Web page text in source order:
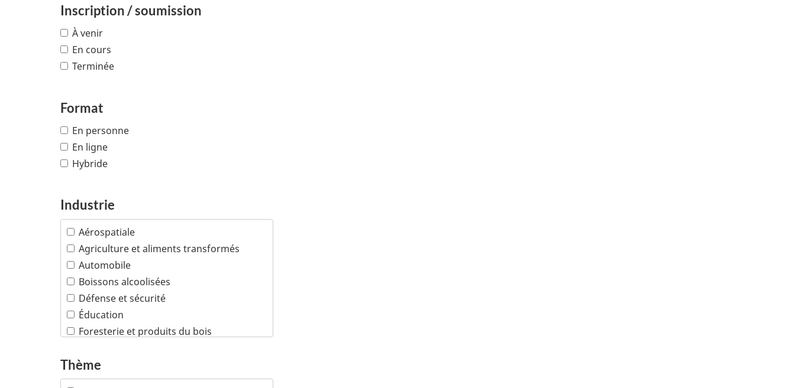
Inscription / soumission
À venir
En cours
Terminée
Format
En personne
En ligne
Hybride
Industrie
Aérospatiale
Agriculture et aliments transformés
Automobile
Boissons alcoolisées
Défense et sécurité
Éducation
Foresterie et produits du bois
Infrastructures
Machinerie industrielle
Thème